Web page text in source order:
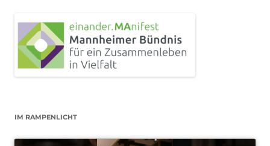
IM RAMPENLICHT